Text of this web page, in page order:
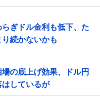
ぎドル金利も低下、た
続かないかも
の底上げ効果、ドル円
はしているが